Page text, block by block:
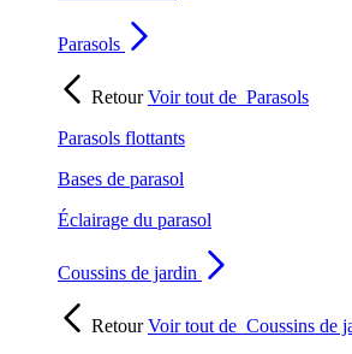
Parasols
RetourVoir tout de Parasols
Parasols flottants
Bases de parasol
Éclairage du parasol
Coussins de jardin
RetourVoir tout de Coussins de